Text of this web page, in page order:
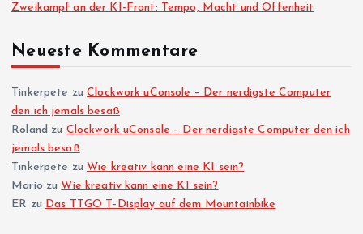
Zweikampf an der KI-Front: Tempo, Macht und Offenheit
Neueste Kommentare
Tinkerpete zuClockwork uConsole – Der nerdigste Computer
den ich jemals besaß
Roland zu Clockwork uConsole – Der nerdigste Computer den ich
jemals besaß
Tinkerpete zuWie kreativ kann eine KI sein?
Mario zuWie kreativ kann eine KI sein?
ER zu Das TTGO T-Display auf dem Mountainbike